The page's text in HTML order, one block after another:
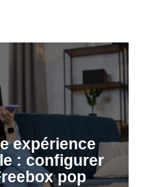
expérience
: configurer
pop